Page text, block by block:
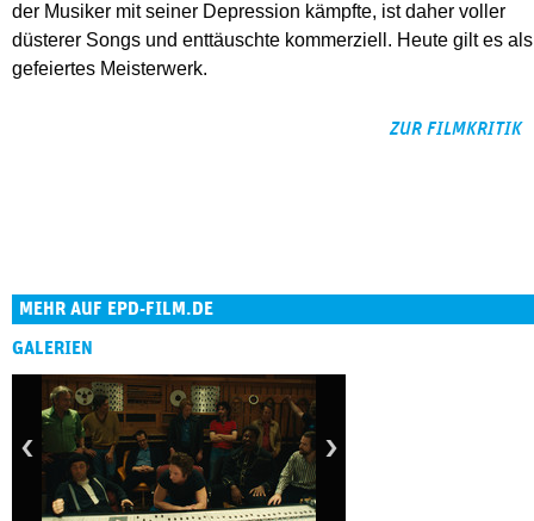
der Musiker mit seiner Depression kämpfte, ist daher voller
düsterer Songs und enttäuschte kommerziell. Heute gilt es als
gefeiertes Meisterwerk.
ZUR FILMKRITIK
MEHR AUF EPD-FILM.DE
GALERIEN